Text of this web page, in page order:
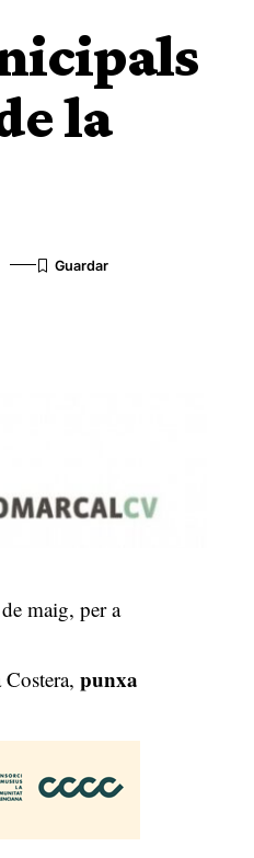
la
maig, per a
Costera,punxa